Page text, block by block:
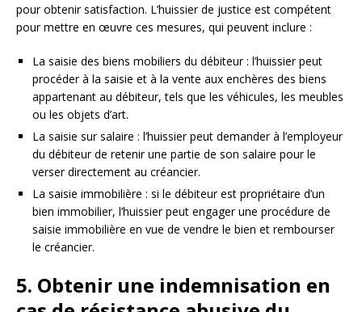
pour obtenir satisfaction. L’huissier de justice est compétent
pour mettre en œuvre ces mesures, qui peuvent inclure :
La saisie des biens mobiliers du débiteur : l’huissier peut
procéder à la saisie et à la vente aux enchères des biens
appartenant au débiteur, tels que les véhicules, les meubles
ou les objets d’art.
La saisie sur salaire : l’huissier peut demander à l’employeur
du débiteur de retenir une partie de son salaire pour le
verser directement au créancier.
La saisie immobilière : si le débiteur est propriétaire d’un
bien immobilier, l’huissier peut engager une procédure de
saisie immobilière en vue de vendre le bien et rembourser
le créancier.
5. Obtenir une indemnisation en